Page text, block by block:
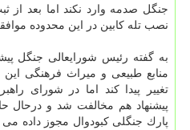
جنگل صدمه وارد نكند اما بعد از
نصب تله كابین در این محدوده
به گفته رئیس شورایعالی جنگل
منابع طبیعی و میراث فرهنگی
تغییر پیدا كند اما در شورای
پیشنهاد هم مخالفت شد و درحال
پارك جنگلی كبودوال مجوز داده